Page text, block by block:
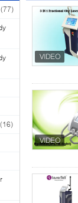
(77)
(16)
(53)